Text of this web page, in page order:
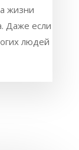
жизни
Даже если
людей